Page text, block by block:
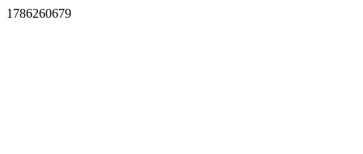
1786260679